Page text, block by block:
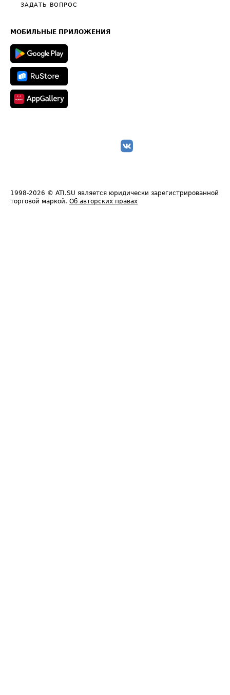
Общие положения
Техническая информация
ЗАДАТЬ ВОПРОС
МОБИЛЬНЫЕ ПРИЛОЖЕНИЯ
1998-2026 © ATI.SU является юридически зарегистрированной
торговой маркой. Об авторских правах